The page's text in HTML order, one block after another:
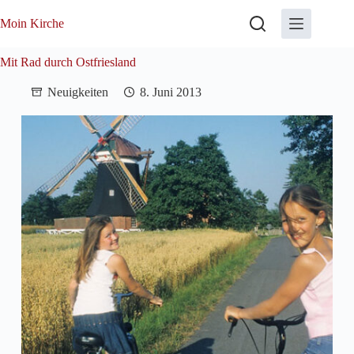
Inhalt
Moin Kirche
Mit Rad durch Ostfriesland
Neuigkeiten 8. Juni 2013